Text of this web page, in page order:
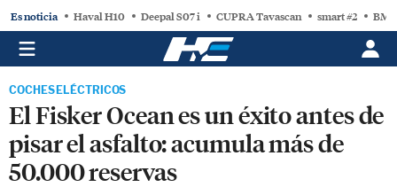
Es noticia Haval H10 Deepal S07 i CUPRA Tavascan smart #2
COCHES ELÉCTRICOS
El Fisker Ocean es un éxito antes de
pisar el asfalto: acumula más de
50.000 reservas